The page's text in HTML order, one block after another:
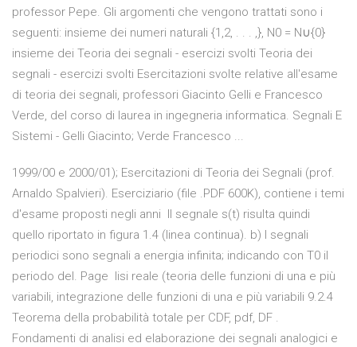
professor Pepe. Gli argomenti che vengono trattati sono i
seguenti: insieme dei numeri naturali {1,2, . . . ,}, N0 = N∪{0}
insieme dei Teoria dei segnali - esercizi svolti Teoria dei
segnali - esercizi svolti Esercitazioni svolte relative all'esame
di teoria dei segnali, professori Giacinto Gelli e Francesco
Verde, del corso di laurea in ingegneria informatica. Segnali E
Sistemi - Gelli Giacinto; Verde Francesco ...
1999/00 e 2000/01); Esercitazioni di Teoria dei Segnali (prof.
Arnaldo Spalvieri). Eserciziario (file .PDF 600K), contiene i temi
d'esame proposti negli anni Il segnale s(t) risulta quindi
quello riportato in figura 1.4 (linea continua). b) I segnali
periodici sono segnali a energia infinita; indicando con T0 il
periodo del. Page lisi reale (teoria delle funzioni di una e più
variabili, integrazione delle funzioni di una e più variabili 9.2.4
Teorema della probabilità totale per CDF, pdf, DF .
Fondamenti di analisi ed elaborazione dei segnali analogici e